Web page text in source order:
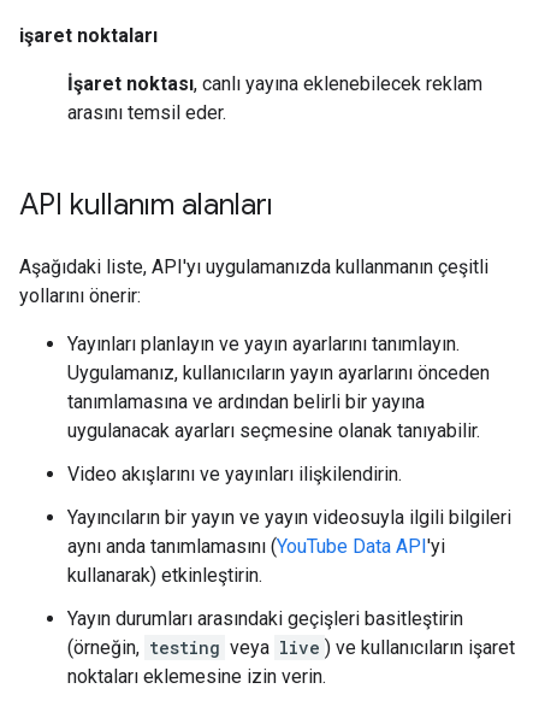
işaret noktaları
İşaret noktası, canlı yayına eklenebilecek reklam
arasını temsil eder.
API kullanım alanları
Aşağıdaki liste, API'yı uygulamanızda kullanmanın çeşitli
yollarını önerir:
Yayınları planlayın ve yayın ayarlarını tanımlayın.
Uygulamanız, kullanıcıların yayın ayarlarını önceden
tanımlamasına ve ardından belirli bir yayına
uygulanacak ayarları seçmesine olanak tanıyabilir.
Video akışlarını ve yayınları ilişkilendirin.
Yayıncıların bir yayın ve yayın videosuyla ilgili bilgileri
aynı anda tanımlamasını (YouTube Data API'yi
kullanarak) etkinleştirin.
Yayın durumları arasındaki geçişleri basitleştirin
(örneğin, testing veya live ) ve kullanıcıların işaret
noktaları eklemesine izin verin.